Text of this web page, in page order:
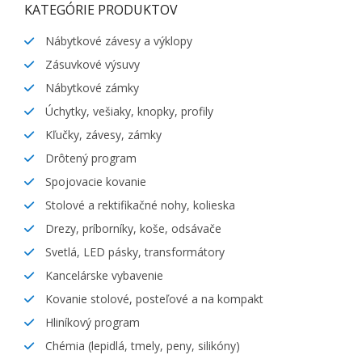
KATEGÓRIE PRODUKTOV
Nábytkové závesy a výklopy
Zásuvkové výsuvy
Nábytkové zámky
Úchytky, vešiaky, knopky, profily
Kľučky, závesy, zámky
Drôtený program
Spojovacie kovanie
Stolové a rektifikačné nohy, kolieska
Drezy, príborníky, koše, odsávače
Svetlá, LED pásky, transformátory
Kancelárske vybavenie
Kovanie stolové, posteľové a na kompakt
Hliníkový program
Chémia (lepidlá, tmely, peny, silikóny)